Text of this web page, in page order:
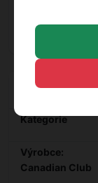
Kategorie
Výrobce:
Canadian Club